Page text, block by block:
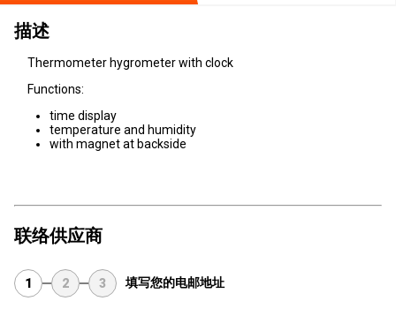
描述
Thermometer hygrometer with clock
Functions:
time display
temperature and humidity
with magnet at backside
联络供应商
1 2 3 填写您的电邮地址